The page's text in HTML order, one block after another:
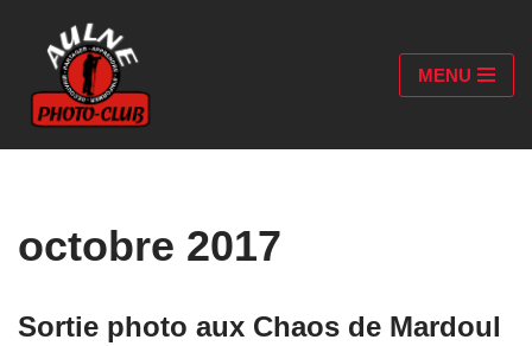
Aller
au
contenu
MENU
octobre 2017
Sortie photo aux Chaos de Mardoul